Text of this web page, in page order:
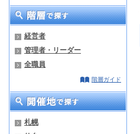
経営者
管理者・リーダー
全職員
階層ガイド
札幌